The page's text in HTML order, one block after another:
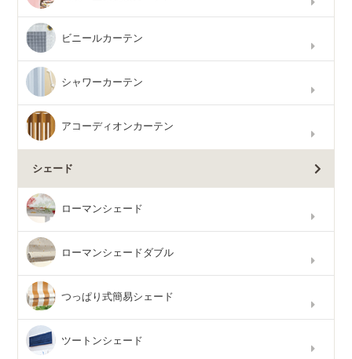
ビニールカーテン
シャワーカーテン
アコーディオンカーテン
シェード
ローマンシェード
ローマンシェードダブル
つっぱり式簡易シェード
ツートンシェード